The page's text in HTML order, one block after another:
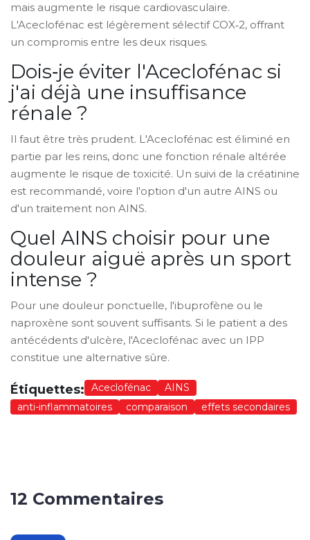
mais augmente le risque cardiovasculaire.
L'Aceclofénac est légèrement sélectif COX‑2, offrant
un compromis entre les deux risques.
Dois‑je éviter l'Aceclofénac si
j'ai déjà une insuffisance
rénale ?
Il faut être très prudent. L'Aceclofénac est éliminé en
partie par les reins, donc une fonction rénale altérée
augmente le risque de toxicité. Un suivi de la créatinine
est recommandé, voire l'option d'un autre AINS ou
d'un traitement non AINS.
Quel AINS choisir pour une
douleur aiguë après un sport
intense ?
Pour une douleur ponctuelle, l'ibuprofène ou le
naproxène sont souvent suffisants. Si le patient a des
antécédents d'ulcère, l'Aceclofénac avec un IPP
constitue une alternative sûre.
Étiquettes: Aceclofénac
AINS
anti-inflammatoires
comparaison effets secondaires
12 Commentaires